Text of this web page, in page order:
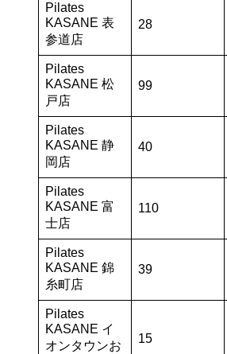
Pilates
KASANE 表
参道店
28
Pilates
KASANE 松
戸店
99
Pilates
KASANE 静
岡店
40
Pilates
KASANE 富
士店
110
Pilates
KASANE 錦
糸町店
39
Pilates
KASANE イ
オンタウンお
15